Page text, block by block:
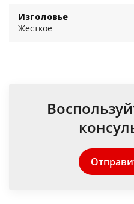
Изголовье
Жесткое